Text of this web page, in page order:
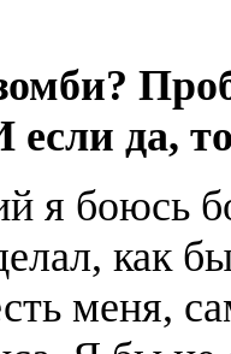
если да,
я боюсь
как
меня,